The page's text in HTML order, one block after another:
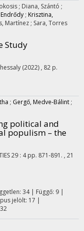
; Diana, Szántó ;
; Krisztina,
Martínez ; Sara, Torres
Study
(2022) , 82 p.
; Gergő, Medve-Bálint ;
political and
populism – the
29 : 4 pp. 871-891. , 21
34 | Függő: 9 |
jelölt: 17 |